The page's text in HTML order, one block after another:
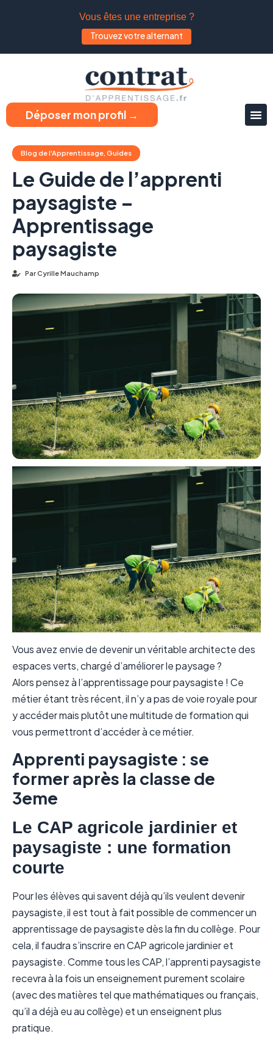
Vous êtes une entreprise ?
Trouvez votre alternant
Déposer mon profil →
Blog de l'Apprentissage, Guides
Le Guide de l’apprenti
paysagiste –
Apprentissage
paysagiste
ParCyrille Mauchamp
Vous avez envie de devenir un véritable architecte des
espaces verts, chargé d’améliorer le paysage ?
Alors pensez à l’apprentissage pour paysagiste ! Ce
métier étant très récent, il n’y a pas de voie royale pour
y accéder mais plutôt une multitude de formation qui
vous permettront d’accéder à ce métier.
Apprenti paysagiste : se
former après la classe de
3eme
Le CAP agricole jardinier et
paysagiste : une formation
courte
Pour les élèves qui savent déjà qu’ils veulent devenir
paysagiste, il est tout à fait possible de commencer un
apprentissage de paysagiste dès la fin du collège. Pour
cela, il faudra s’inscrire en CAP agricole jardinier et
paysagiste. Comme tous les CAP, l’apprenti paysagiste
recevra à la fois un enseignement purement scolaire
(avec des matières tel que mathématiques ou français,
qu’il a déjà eu au collège) et un enseignent plus
pratique.